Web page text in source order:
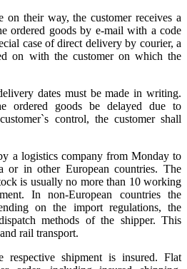
on their way, the customer receives a
ordered goods by e-mail with a code
case of direct delivery by courier, a
on with the customer on which the
dates must be made in writing.
ordered goods be delayed due to
control, the customer shall
a logistics company from Monday to
or in other European countries. The
is usually no more than 10 working
In non-European countries the
on the import regulations, the
methods of the shipper. This
rail transport.
shipment is insured. Flat